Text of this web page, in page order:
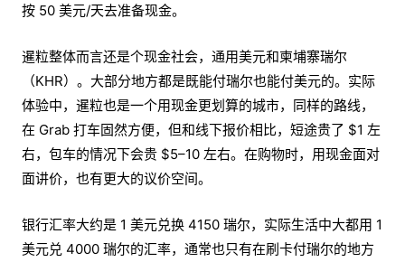
按 50 美元/天去准备现金。
暹粒整体而言还是个现金社会，通用美元和柬埔寨瑞尔
（KHR）。大部分地方都是既能付瑞尔也能付美元的。实际
体验中，暹粒也是一个用现金更划算的城市，同样的路线，
在 Grab 打车固然方便，但和线下报价相比，短途贵了 $1 左
右，包车的情况下会贵 $5–10 左右。在购物时，用现金面对
面讲价，也有更大的议价空间。
银行汇率大约是 1 美元兑换 4150 瑞尔，实际生活中大都用 1
美元兑 4000 瑞尔的汇率，通常也只有在刷卡付瑞尔的地方